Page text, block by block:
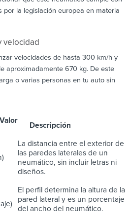
por la legislación europea en materia
velocidad
velocidades de hasta 300 km/h y
aproximadamente 670 kg. De este
o varias personas en tu auto sin
Descripción
La distancia entre el exterior de
las paredes laterales de un
neumático, sin incluir letras ni
diseños.
El perfil determina la altura de la
pared lateral y es un porcentaje
del ancho del neumático.